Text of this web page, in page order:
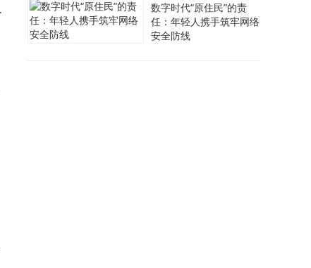
数字时代“原住民”的责
任：年轻人携手筑牢网络
安全防线